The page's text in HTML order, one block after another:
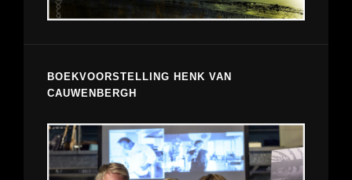
BOEKVOORSTELLING HENK VAN
CAUWENBERGH